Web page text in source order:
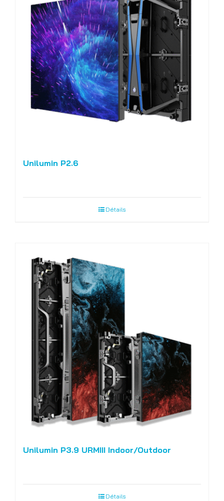
Unilumin P2.6
Détails
Unilumin P3.9 URMIII Indoor/Outdoor
Détails